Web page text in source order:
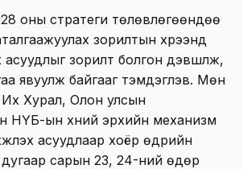
оны стратеги төлөвлөгөөндөө
зорилтын хүрээнд
зорилт болгон дэвшүүлж,
явуулж байгааг тэмдэглэв. Мөн
Хурал, Олон улсын
НҮБ-ын хүний эрхийн механизм
асуудлаар хоёр өдрийн
дугаар сарын 23, 24-ний өдөр